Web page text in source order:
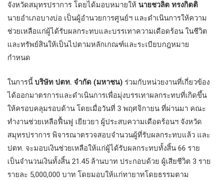
จังหวัดสมุทรปราการ โดยได้มอบหมายให้ นายชวลิต ทรงกิตติ
นายอำเภอบางบ่อ เป็นผู้อำนวยการศูนย์ฯ และดำเนินการให้ความ
ช่วยเหลือแก่ผู้ได้รับผลกระทบและบรรเทาความเดือดร้อน ในชีวิต
และทรัพย์สินให้เป็นไปตามหลักเกณฑ์และระเบียบกฎหมาย
กำหนด
ในการนี้ บริษัท ปตท. จำกัด (มหาชน) ร่วมกับหน่วยงานที่เกี่ยวข้อง
ได้ออกมาตรการและดำเนินการเพื่อมุ่งบรรเทาผลกระทบที่เกิดขึ้น
ให้ครอบคลุมรอบด้าน โดยเมื่อวันที่ 3 พฤศจิกายน ที่ผ่านมา คณะ
ทำงานช่วยเหลือฟื้นฟู เยียวยา ผู้ประสบความเดือดร้อนฯ จังหวัด
สมุทรปราการ พิจารณาตรวจสอบจำนวนผู้ที่รับผลกระทบแล้ว และ
ปตท. จะมอบเงินช่วยเหลือให้แก่ผู้ได้รับผลกระทบทั้งสิ้น 66 ราย
เป็นจำนวนเงินทั้งสิ้น 21.45 ล้านบาท ประกอบด้วย ผู้เสียชีวิต 3 ราย
รายละ 5,000,000 บาท โดยมอบให้แก่ทายาทโดยธรรมตาม